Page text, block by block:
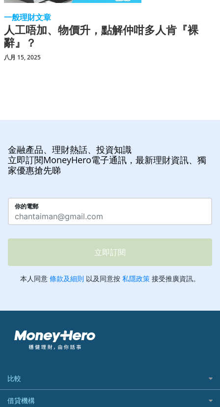
一般理財文章
人工唔加、物價升，點解仲咁多人肯『裸
辭』？
八月 15, 2025
金融產品、理財熱話、投資知識
立即訂閱MoneyHero電子通訊，最新理財資訊、獨
家優惠搶先睇
比較
私人貸款比較
借貸機構